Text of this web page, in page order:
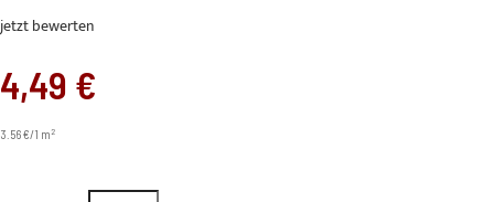
jetzt bewerten
4,49 €
3.56 €/1 m2